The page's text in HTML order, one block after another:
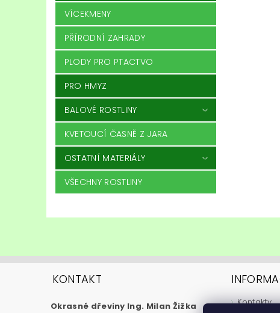
VÍCEKMENY
PŘÍRODNÍ ZAHRADY
PLODY PRO PTACTVO
PRO HMYZ
BALOVÉ ROSTLINY
KVETOUCÍ ČASNĚ Z JARA
OSTATNÍ MATERIÁLY
VŠECHNY ROSTLINY
KONTAKT
Okrasné dřeviny Ing. Milan Žižka
Kontakty